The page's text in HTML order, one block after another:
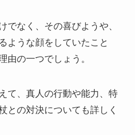
でなく、その喜びようや、
ような顔をしていたこと
由の一つでしょう。
て、真人の行動や能力、特
との対決についても詳しく